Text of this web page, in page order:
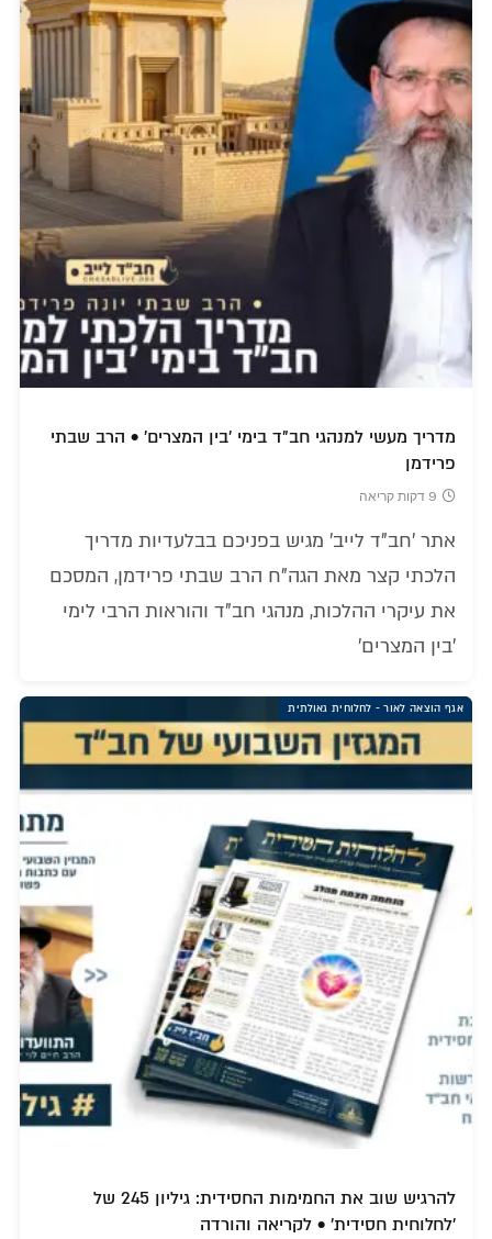
מדריך מעשי למנהגי חב"ד בימי 'בין המצרים' • הרב שבתי
פרידמן
9 דקות קריאה
אתר 'חב"ד לייב' מגיש בפניכם בבלעדיות מדריך
הלכתי קצר מאת הגה"ח הרב שבתי פרידמן, המסכם
את עיקרי ההלכות, מנהגי חב"ד והוראות הרבי לימי
'בין המצרים'
אגף הוצאה לאור - לחלוחית גאולתית
להרגיש שוב את החמימות החסידית: גיליון 245 של
'לחלוחית חסידית' • לקריאה והורדה